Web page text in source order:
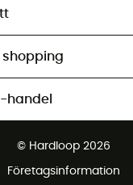
shopping
handel
© Hardloop 2026
Företagsinformation